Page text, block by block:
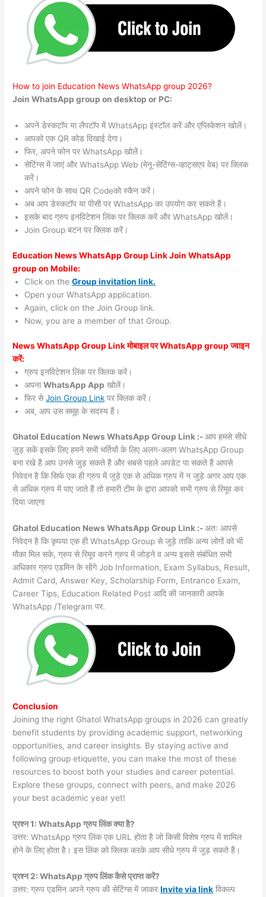
How to join Education News WhatsApp group 2026?
Join WhatsApp group on desktop or PC:
अपने डेस्कटॉप या लैपटॉप में WhatsApp इंस्टॉल करें और एप्लिकेशन खोलें।
आपको एक QR कोड दिखाई देगा।
फिर, अपने फोन पर WhatsApp खोलें।
सेटिंग्स में जाएं और WhatsApp Web (मेनू-सेटिंग्स-व्हाट्सएप वेब) पर क्लिक
करें।
अपने फोन के साथ QR Codeको स्कैन करें।
अब आप डेस्कटॉप या पीसी पर WhatsApp का उपयोग कर सकते हैं।
इसके बाद ग्रुप इनविटेशन लिंक पर क्लिक करें और WhatsApp खोलें।
Join Group बटन पर क्लिक करें।
Education News WhatsApp Group Link Join WhatsApp
group on Mobile:
Click on theGroup invitation link.
Open your WhatsApp application.
Again, click on the Join Group link.
Now, you are a member of that Group.
News WhatsApp Group Link मोबाइल पर WhatsApp group ज्वाइन
करें:
ग्रुप इनविटेशन लिंक पर क्लिक करें।
अपनाWhatsApp App खोलें।
फिर सेJoin Group Link पर क्लिक करें।
अब, आप उस समूह के सदस्य हैं।
Ghatol Education News WhatsApp Group Link :-आप हमसे सीधे
जुड़ सकें इसके लिए हमने सभी भर्तियों के लिए अलग-अलग WhatsApp Group
बना रखे हैं आप उनसे जुड़ सकते हैं और सबसे पहले अपडेट पा सकते हैं आपसे
निवेदन है कि सिर्फ एक ही ग्रुप में जुड़े एक से अधिक ग्रुप में न जुड़े अगर आप एक
से अधिक ग्रुप में पाए जाते हैं तो हमारी टीम के द्वारा आपको सभी ग्रुप से रिमूव कर
दिया जाएगा
Ghatol Education News WhatsApp Group Link :-अतः आपसे
निवेदन है कि कृपया एक ही WhatsApp Group से जुड़े ताकि अन्य लोगों को भी
मौका मिल सके, ग्रुप से रिमूव करने ग्रुप में जोड़ने व अन्य इससे संबंधित सभी
अधिकार ग्रुप एडमिन के रहेंगे Job Information, Exam Syllabus, Result,
Admit Card, Answer Key, Scholarship Form, Entrance Exam,
Career Tips, Education Related Post आदि की जानकारी आपके
WhatsApp /Telegram पर.
Conclusion
Joining the right Ghatol WhatsApp groups in 2026 can greatly
benefit students by providing academic support, networking
opportunities, and career insights. By staying active and
following group etiquette, you can make the most of these
resources to boost both your studies and career potential.
Explore these groups, connect with peers, and make 2026
your best academic year yet!
प्रश्न 1: WhatsApp ग्रुप लिंक क्या है?
उत्तर: WhatsApp ग्रुप लिंक एक URL होता है जो किसी विशेष ग्रुप में शामिल
होने के लिए होता है। इस लिंक को क्लिक करके आप सीधे ग्रुप में जुड़ सकते हैं।
प्रश्न 2: WhatsApp ग्रुप लिंक कैसे प्राप्त करें?
उत्तर: ग्रुप एडमिन अपने ग्रुप की सेटिंग्स में जाकरInvite via link विकल्प